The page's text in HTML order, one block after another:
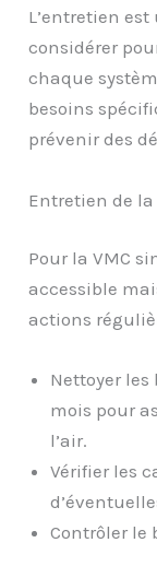
L’entretien
considérer
chaque
besoins
prévenir des
Entretien de
Pour la VMC
accessible
actions
Nettoyer les
mois pour
l’air.
Vérifier les
Contrôler le